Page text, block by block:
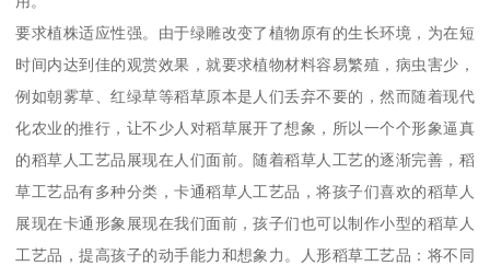
要求植株适应性强。由于绿雕改变了植物原有的生长环境，为在短
时间内达到佳的观赏效果，就要求植物材料容易繁殖，病虫害少，
例如朝雾草、红绿草等稻草原本是人们丢弃不要的，然而随着现代
化农业的推行，让不少人对稻草展开了想象，所以一个个形象逼真
的稻草人工艺品展现在人们面前。随着稻草人工艺的逐渐完善，稻
草工艺品有多种分类，卡通稻草人工艺品，将孩子们喜欢的稻草人
展现在卡通形象展现在我们面前，孩子们也可以制作小型的稻草人
工艺品，提高孩子的动手能力和想象力。人形稻草工艺品：将不同